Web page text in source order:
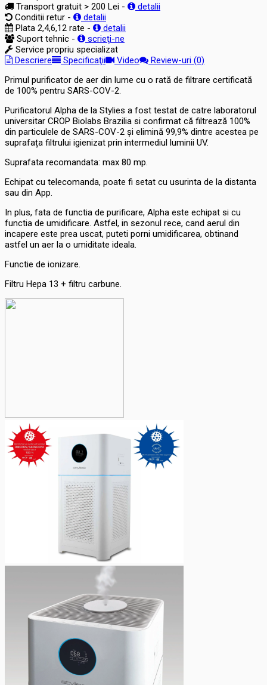
Transport gratuit > 200 Lei -
detalii
Conditii retur -
detalii
Plata 2,4,6,12 rate -
detalii
Suport tehnic -
scrieţi-ne
Service propriu specializat
Descriere
Specificaţii Video
Review-uri (0)
Primul purificator de aer din lume cu o rată de filtrare certificată
de 100% pentru SARS-COV-2.
Purificatorul Alpha de la Stylies a fost testat de catre laboratorul
universitar CROP Biolabs Brazilia si confirmat că filtrează 100%
din particulele de SARS-COV-2 și elimină 99,9% dintre acestea pe
suprafața filtrului igienizat prin intermediul luminii UV.
Suprafata recomandata: max 80 mp.
Echipat cu telecomanda, poate fi setat cu usurinta de la distanta
sau din App.
In plus, fata de functia de purificare, Alpha este echipat si cu
functia de umidificare. Astfel, in sezonul rece, cand aerul din
incapere este prea uscat, puteti porni umidificarea, obtinand
astfel un aer la o umiditate ideala.
Functie de ionizare.
Filtru Hepa 13 + filtru carbune.